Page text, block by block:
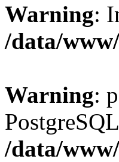
Warning:
/data/
Warning:
/data/